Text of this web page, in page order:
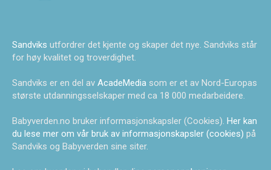
Sandviks utfordrer det kjente og skaper det nye. Sandviks står
for høy kvalitet og troverdighet.
Sandviks er en del av AcadeMedia som er et av Nord-Europas
største utdanningsselskaper med ca 18 000 medarbeidere.
Babyverden.no bruker informasjonskapsler (Cookies). Her kan
du lese mer om vår bruk av informasjonskapsler (cookies) på
Sandviks og Babyverden sine siter.